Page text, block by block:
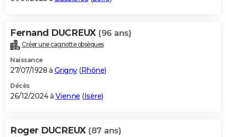
Fernand DUCREUX (96 ans)
Créer une cagnotte obsèques
Naissance
27/07/1928 à Grigny(Rhône)
Décès
26/12/2024 à Vienne (Isère)
Roger DUCREUX (87 ans)